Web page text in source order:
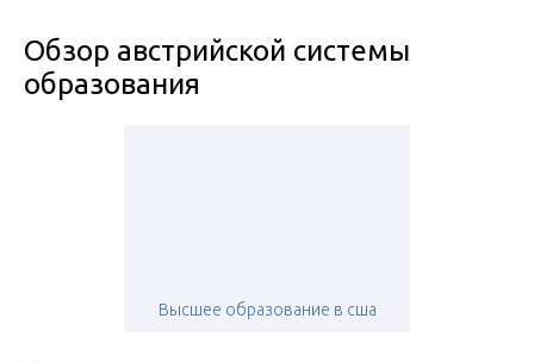
Обзор австрийской системы
образования
Высшее образование в сша